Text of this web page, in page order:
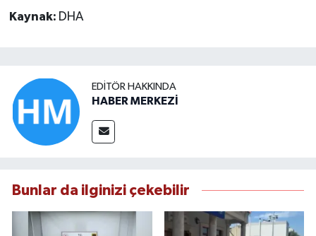
Kaynak: DHA
EDITÖR HAKKINDA
HABER MERKEZİ
Bunlar da ilginizi çekebilir